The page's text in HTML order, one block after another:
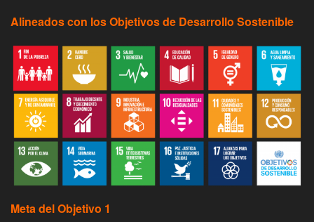
Alineados con los Objetivos de Desarrollo Sostenible
Meta del Objetivo 1